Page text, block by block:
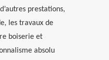
prestations,
les travaux de
boiserie et
absolu